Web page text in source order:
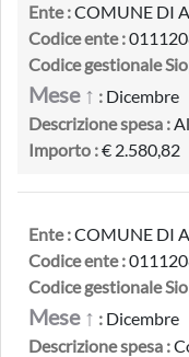
Ente :COMUNE DI
Codice ente :
Codice gestionale
Mese ↑ : Dicembre
Descrizione spesa :
Importo :€ 2.580,82
Ente :COMUNE DI
Codice ente :
Codice gestionale
Mese ↑ : Dicembre
Descrizione spesa :